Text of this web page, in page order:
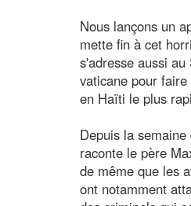
Nous lançons un
mette fin à cet
s'adresse aussi
vaticane pour
en Haïti le plus
Depuis la
raconte le père
de même que les
ont notamment